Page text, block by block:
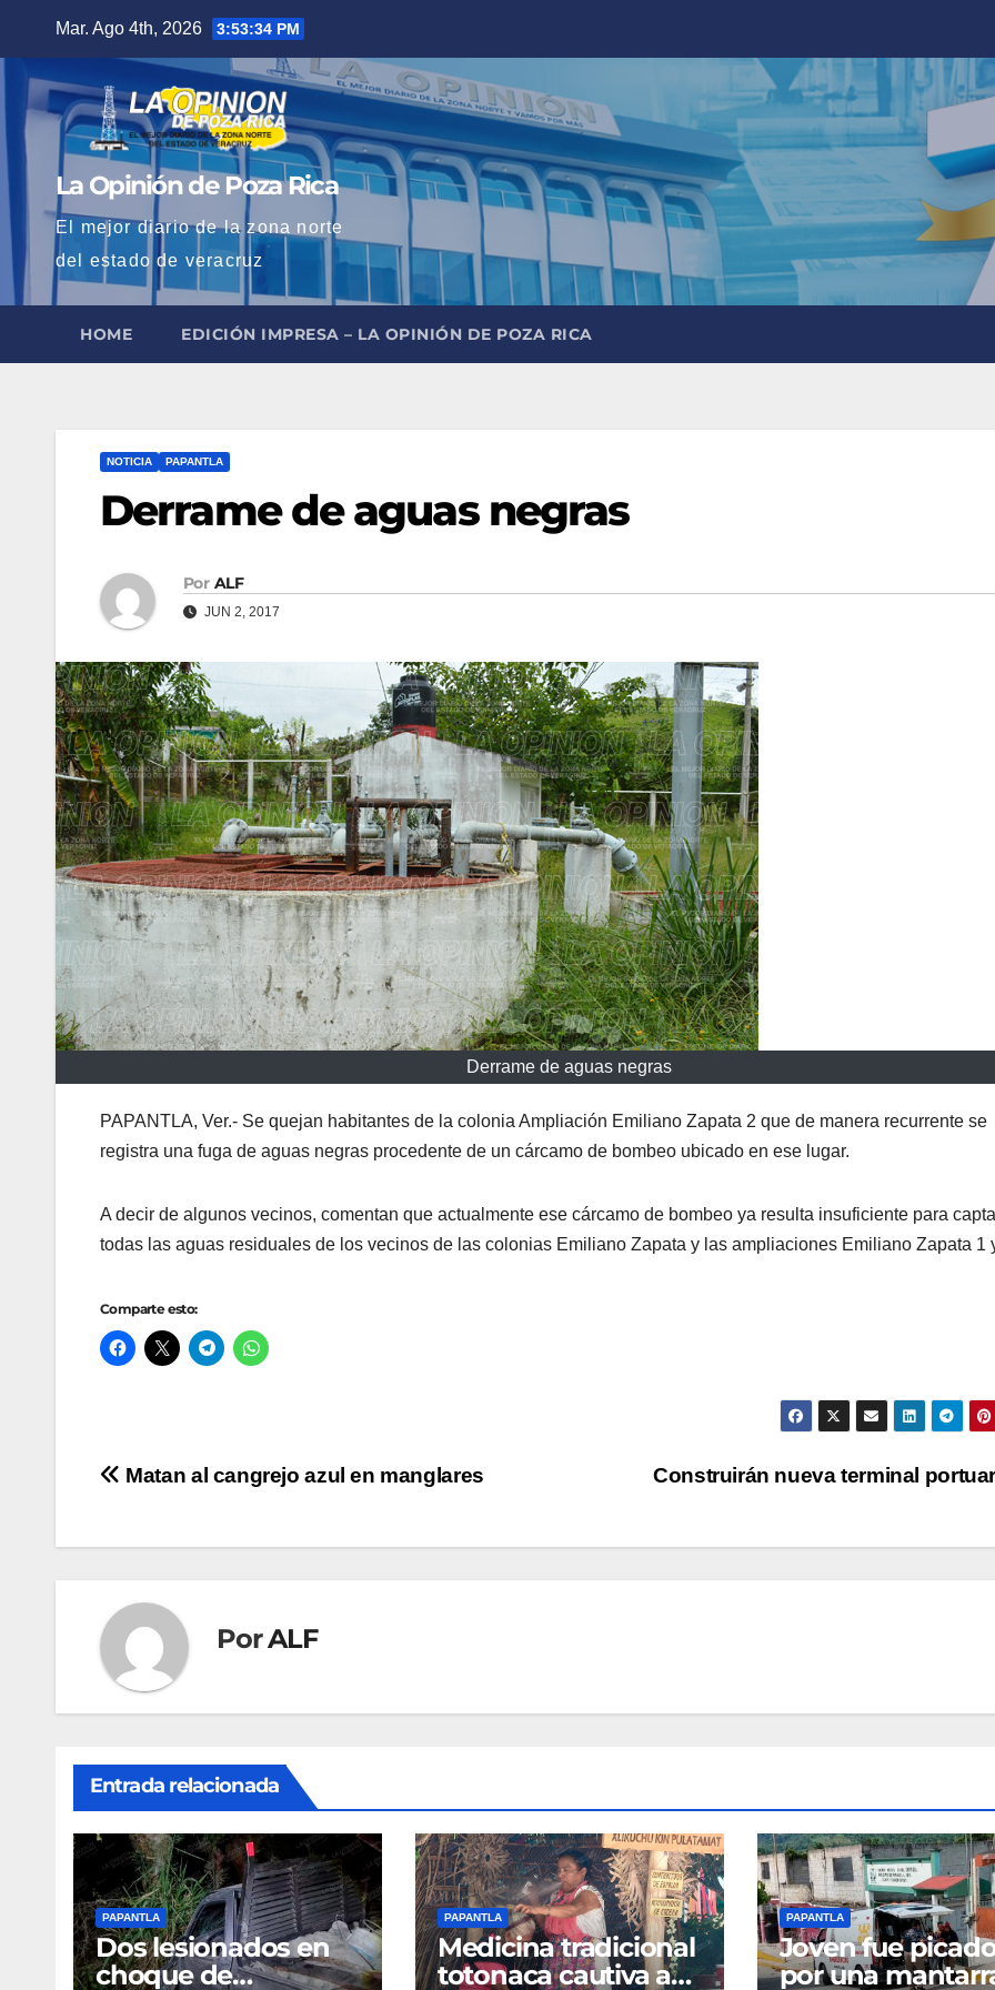
contenido
Mar. Ago 4th, 2026 3:53:35 PM
La Opinión de Poza Rica
El mejor diario de la zona norte
del estado de veracruz
HOME EDICIÓN IMPRESA – LA OPINIÓN DE POZA RICA
NOTICIA PAPANTLA
Derrame de aguas negras
Por ALF
JUN 2, 2017
Derrame de aguas negras
PAPANTLA, Ver.- Se quejan habitantes de la colonia Ampliación Emiliano Zapata 2 que de manera recurrente se
registra una fuga de aguas negras procedente de un cárcamo de bombeo ubicado en ese lugar.
A decir de algunos vecinos, comentan que actualmente ese cárcamo de bombeo ya resulta insuficiente para
todas las aguas residuales de los vecinos de las colonias Emiliano Zapata y las ampliaciones Emiliano Zapata 1
Comparte esto:
Navegación
Construirán nueva terminal
Matan al cangrejo azul en manglares
PorALF
Entrada relacionada
PAPANTLA
Dos lesionados en
choque de
PAPANTLA
Medicina tradicional
totonaca cautiva a
PAPANTLA
Joven fue
por una